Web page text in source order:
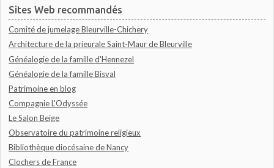
Sites Web recommandés
Comité de jumelage Bleurville-Chichery
Architecture de la prieurale Saint-Maur de Bleurville
Généalogie de la famille d'Hennezel
Généalogie de la famille Bisval
Patrimoine en blog
Compagnie L'Odyssée
Le Salon Beige
Observatoire du patrimoine religieux
Bibliothèque diocésaine de Nancy
Clochers de France